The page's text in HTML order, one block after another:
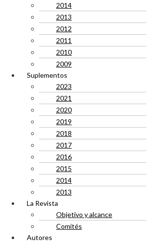
2014
2013
2012
2011
2010
2009
Suplementos
2023
2021
2020
2019
2018
2017
2016
2015
2014
2013
La Revista
Objetivo y alcance
Comités
Autores